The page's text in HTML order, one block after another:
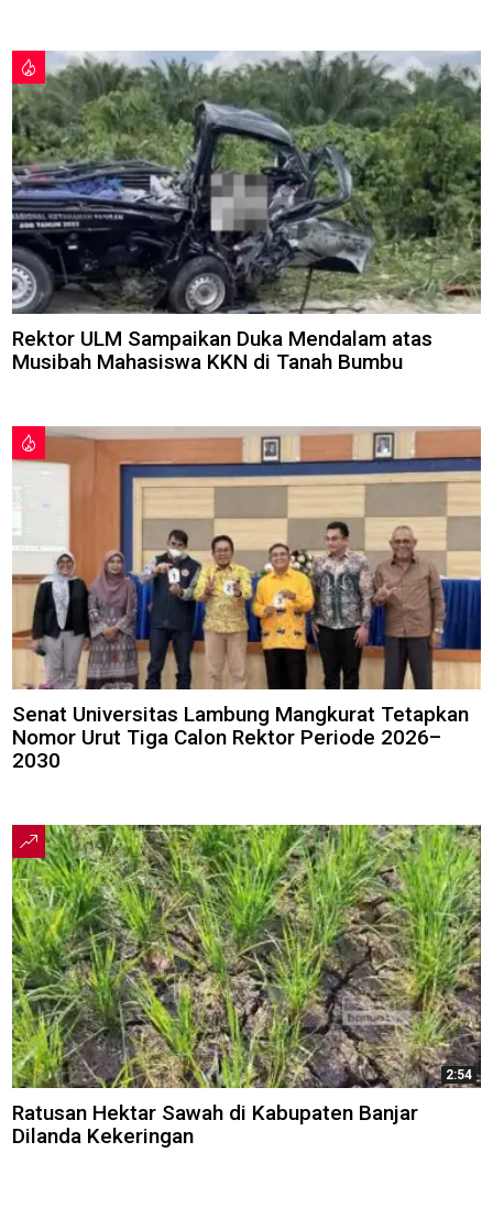
Rektor ULM Sampaikan Duka Mendalam atas
Musibah Mahasiswa KKN di Tanah Bumbu
Senat Universitas Lambung Mangkurat Tetapkan
Nomor Urut Tiga Calon Rektor Periode 2026–
2030
2:54
Ratusan Hektar Sawah di Kabupaten Banjar
Dilanda Kekeringan